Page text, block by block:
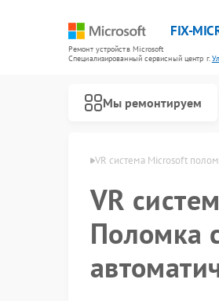
FIX-
Ремонт устройств Microsoft
Специализированный cервисный центр г.
Мы ремонтируем
VR система Microsoft
VR
Поломка